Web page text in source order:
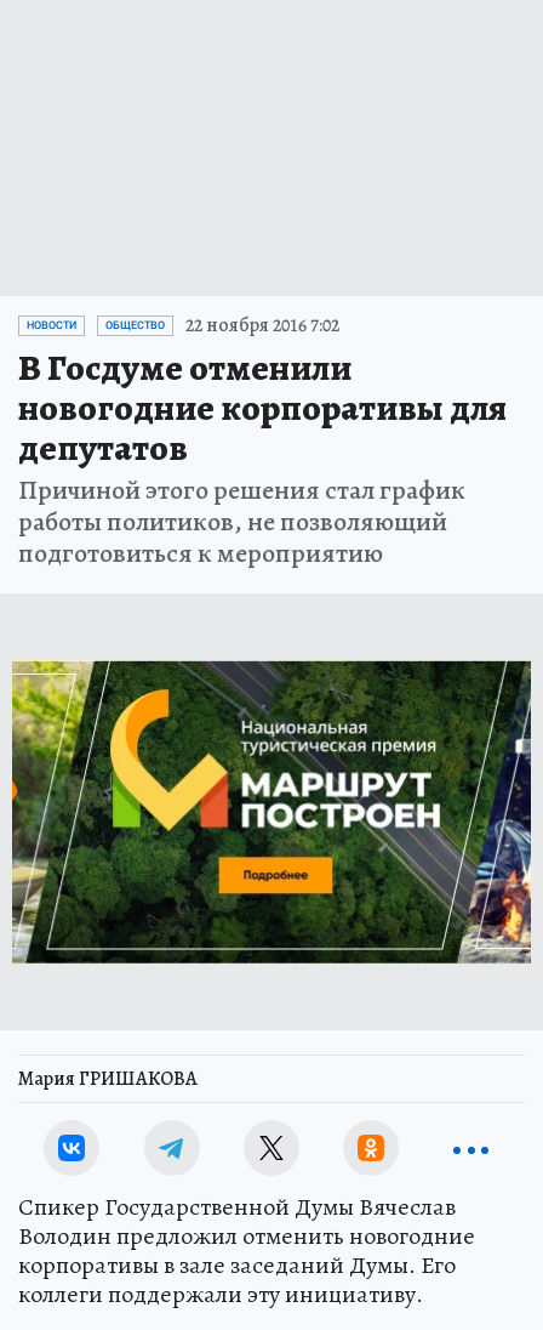
НОВОСТИ ОБЩЕСТВО 22 ноября 2016 7:02
В Госдуме отменили
новогодние корпоративы для
депутатов
Причиной этого решения стал график
работы политиков, не позволяющий
подготовиться к мероприятию
Мария ГРИШАКОВА
Спикер Государственной Думы Вячеслав
Володин предложил отменить новогодние
корпоративы в зале заседаний Думы. Его
коллеги поддержали эту инициативу.